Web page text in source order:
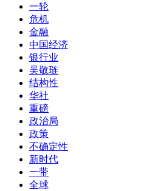
一轮
危机
金融
中国经济
银行业
吴敬琏
结构性
华社
重磅
政治局
政策
不确定性
新时代
一带
全球